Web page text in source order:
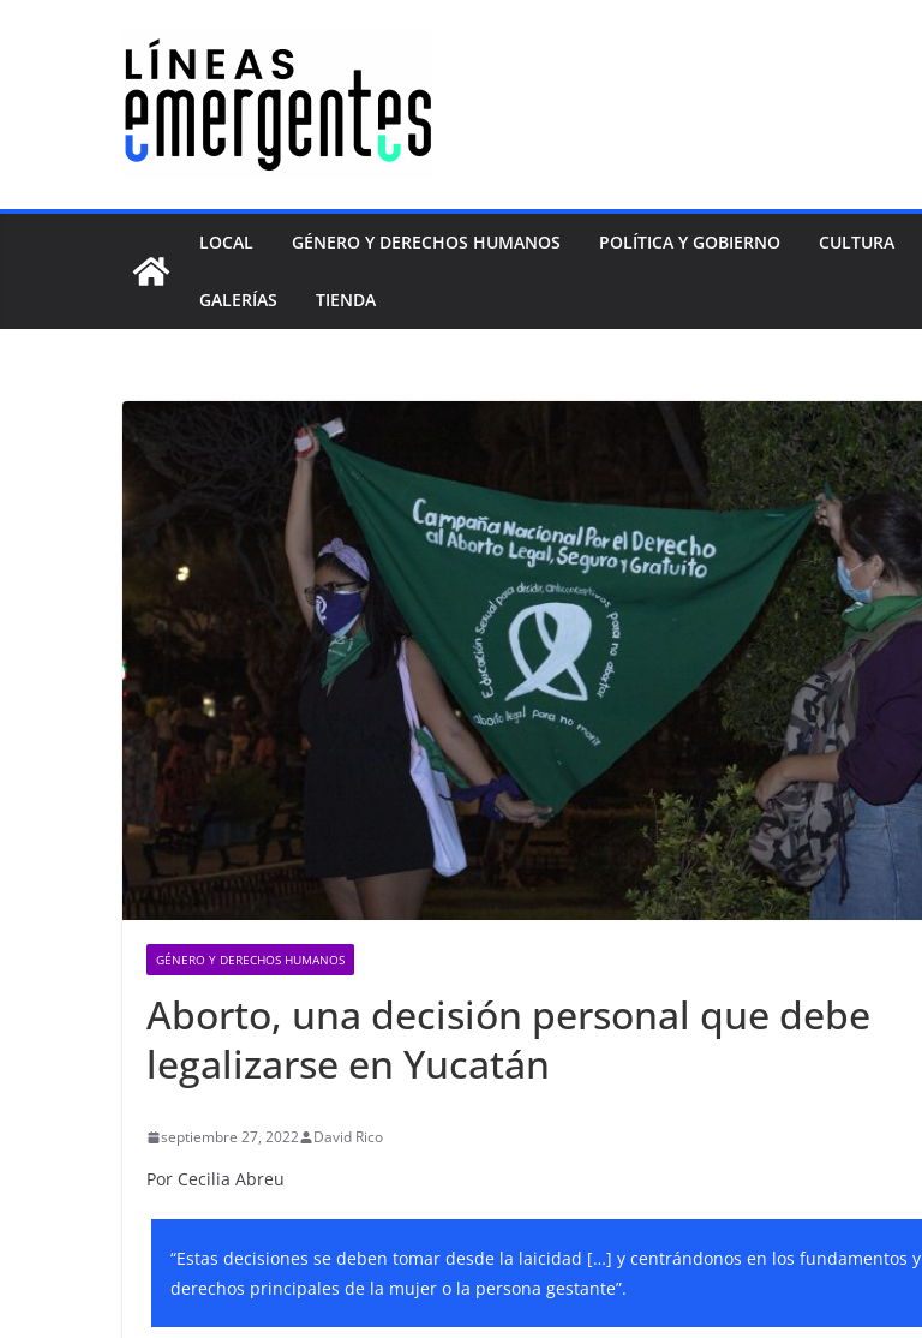
LOCAL GÉNERO Y DERECHOS HUMANOS POLÍTICA Y GOBIERNO CULTURA
GALERÍAS TIENDA
GÉNERO Y DERECHOS HUMANOS
Aborto, una decisión personal que debe
legalizarse en Yucatán
septiembre 27, 2022 David Rico
Por Cecilia Abreu
“Estas decisiones se deben tomar desde la laicidad […] y centrándonos en los fundamentos y
derechos principales de la mujer o la persona gestante”.